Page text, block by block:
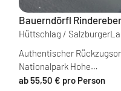
Bauerndörfl
Hüttschlag /
Authentischer
Nationalpark Hohe…
ab 55,50 € pro Person